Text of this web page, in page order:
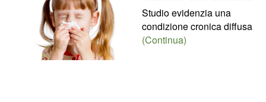
Studio evidenzia una
condizione cronica diffusa
(Continua)